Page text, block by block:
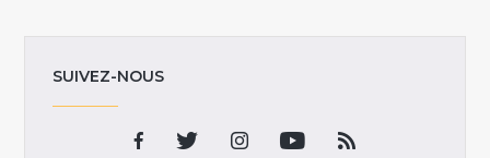
SUIVEZ-NOUS